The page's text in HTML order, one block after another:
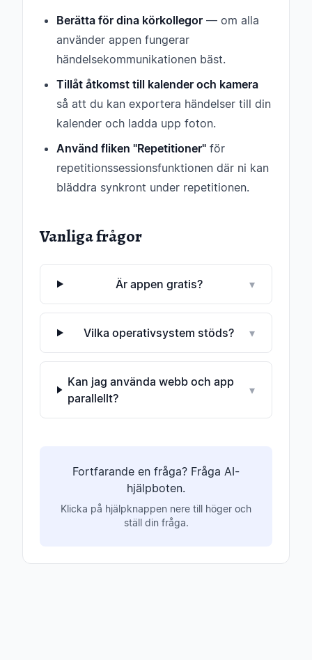
Berätta för dina körkollegor — om alla
använder appen fungerar
händelsekommunikationen bäst.
Tillåt åtkomst till kalender och kamera
så att du kan exportera händelser till din
kalender och ladda upp foton.
Använd fliken "Repetitioner" för
repetitionssessionsfunktionen där ni kan
bläddra synkront under repetitionen.
Vanliga frågor
Är appen gratis? ▾
Vilka operativsystem stöds? ▾
Kan jag använda webb och app
parallellt?
▾
Fortfarande en fråga? Fråga AI-
hjälpboten.
Klicka på hjälpknappen nere till höger och
ställ din fråga.